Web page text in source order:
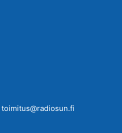
toimitus@radiosun.fi